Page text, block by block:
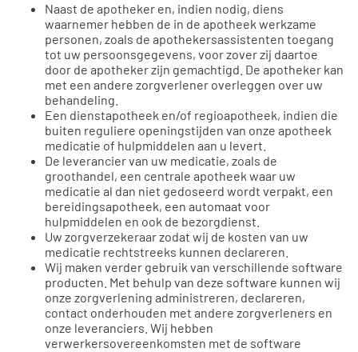
Naast de apotheker en, indien nodig, diens
waarnemer hebben de in de apotheek werkzame
personen, zoals de apothekersassistenten toegang
tot uw persoonsgegevens, voor zover zij daartoe
door de apotheker zijn gemachtigd. De apotheker kan
met een andere zorgverlener overleggen over uw
behandeling.
Een dienstapotheek en/of regioapotheek, indien die
buiten reguliere openingstijden van onze apotheek
medicatie of hulpmiddelen aan u levert.
De leverancier van uw medicatie, zoals de
groothandel, een centrale apotheek waar uw
medicatie al dan niet gedoseerd wordt verpakt, een
bereidingsapotheek, een automaat voor
hulpmiddelen en ook de bezorgdienst.
Uw zorgverzekeraar zodat wij de kosten van uw
medicatie rechtstreeks kunnen declareren.
Wij maken verder gebruik van verschillende software
producten. Met behulp van deze software kunnen wij
onze zorgverlening administreren, declareren,
contact onderhouden met andere zorgverleners en
onze leveranciers. Wij hebben
verwerkersovereenkomsten met de software